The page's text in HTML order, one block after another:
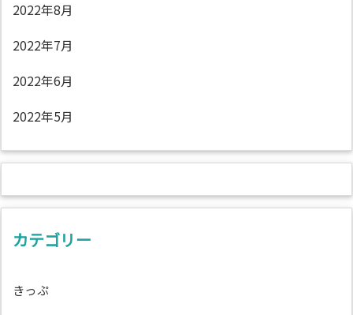
2022年8月
2022年7月
2022年6月
2022年5月
カテゴリー
きっぷ